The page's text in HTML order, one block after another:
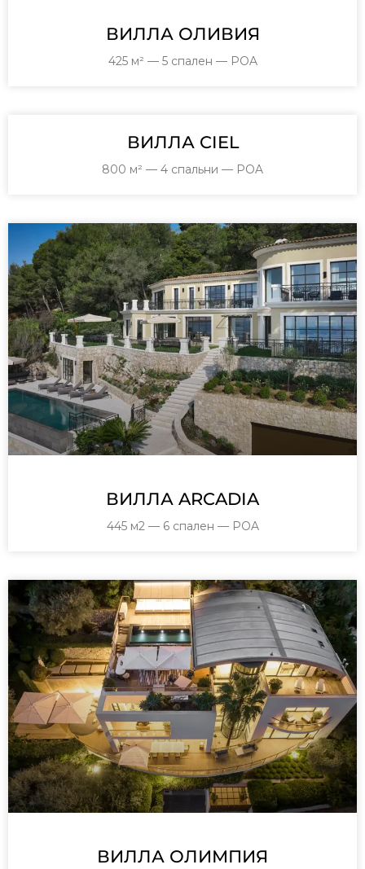
ВИЛЛА ОЛИВИЯ
425 м² — 5 спален — POA
ВИЛЛА CIEL
800 м² — 4 спальни — POA
ВИЛЛА ARCADIA
445 м2 — 6 спален — POA
ВИЛЛА ОЛИМПИЯ